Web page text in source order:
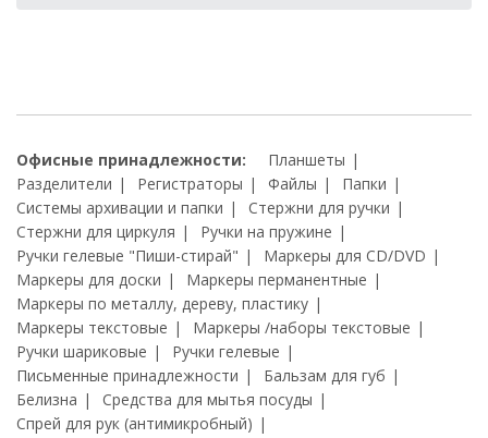
Офисные принадлежности:
Планшеты
Разделители
Регистраторы Файлы
Папки
Системы архивации и папки
Стержни для ручки
Стержни для циркуля
Ручки на пружине
Ручки гелевые "Пиши-стирай"
Маркеры для CD/DVD
Маркеры для доски
Маркеры перманентные
Маркеры по металлу, дереву, пластику
Маркеры текстовые
Маркеры /наборы текстовые
Ручки шариковые
Ручки гелевые
Письменные принадлежности
Бальзам для губ
Белизна
Средства для мытья посуды
Спрей для рук (антимикробный)